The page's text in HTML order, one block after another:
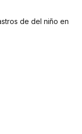
de del niño en